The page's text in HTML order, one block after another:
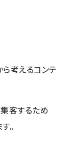
考えるコンテ
客するため
。